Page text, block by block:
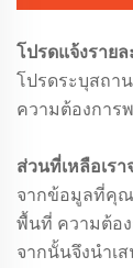
โปรดแจ้งราย
โปรดระบุสถา
ความต้องการ
ส่วนที่เหลือเร
จากข้อมูลที่คุณ
พื้นที่ ความต้อ
จากนั้นจึงนำเ